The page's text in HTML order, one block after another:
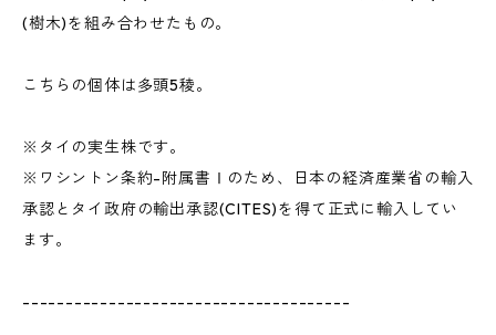
(樹木)を組み合わせたもの。
こちらの個体は多頭5稜。
※タイの実生株です。
※ワシントン条約-附属書Ⅰのため、日本の経済産業省の輸入
承認とタイ政府の輸出承認(CITES)を得て正式に輸入してい
ます。
--------------------------------------